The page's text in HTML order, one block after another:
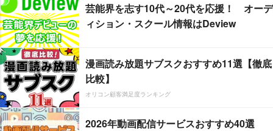
芸能界を志す10代～20代を応援！ オーデ
ィション・スクール情報はDeview
漫画読み放題サブスクおすすめ11選【徹底
比較】
オリコン顧客満足度ランキング
2026年動画配信サービスおすすめ40選